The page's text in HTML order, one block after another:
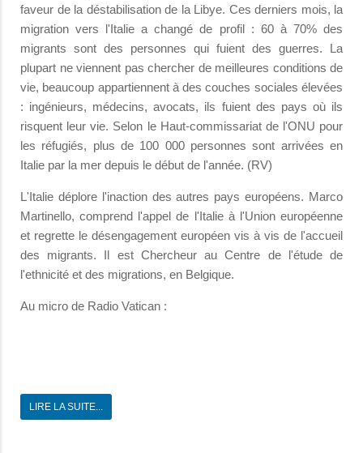
faveur de la déstabilisation de la Libye. Ces derniers mois, la
migration vers l'Italie a changé de profil : 60 à 70% des
migrants sont des personnes qui fuient des guerres. La
plupart ne viennent pas chercher de meilleures conditions de
vie, beaucoup appartiennent à des couches sociales élevées
: ingénieurs, médecins, avocats, ils fuient des pays où ils
risquent leur vie. Selon le Haut-commissariat de l'ONU pour
les réfugiés, plus de 100 000 personnes sont arrivées en
Italie par la mer depuis le début de l'année. (RV)
L'Italie déplore l'inaction des autres pays européens. Marco
Martinello, comprend l'appel de l'Italie à l'Union européenne
et regrette le désengagement européen vis à vis de l'accueil
des migrants. Il est Chercheur au Centre de l'étude de
l'ethnicité et des migrations, en Belgique.
Au micro de Radio Vatican :
LIRE LA SUITE...